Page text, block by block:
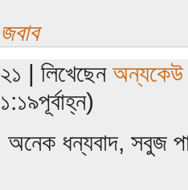
জবাব
২১ | লিখেছেন অন্যকেউ
১:১৯পূর্বাহ্ন)
অনেক ধন্যবাদ, সবুজ